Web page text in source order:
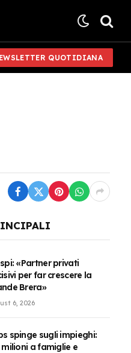
QUOTIDIANA
«Partner privati
per far crescere la
Brera»
6, 2026
spinge sugli impieghi:
milioni a famiglie e